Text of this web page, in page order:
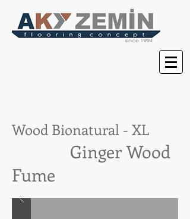
Wood Bionatural - XL
Ginger Wood
Fume